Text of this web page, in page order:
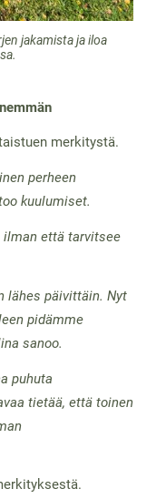
jakamista ja iloa
merkitystä.
perheen
kuulumiset.
ilman että tarvitsee
lähes päivittäin. Nyt
pidämme
sanoo.
puhuta
tietää, että toinen